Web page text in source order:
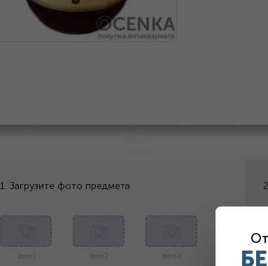
1. Загрузите фото предмета
фото 1 фото 2 фото 3